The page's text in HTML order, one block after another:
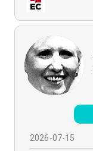
2026-07-15